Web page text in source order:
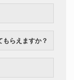
もらえますか？